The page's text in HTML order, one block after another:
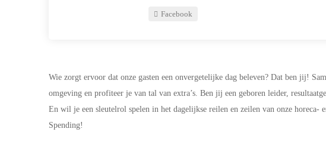
Facebook
Wie zorgt ervoor dat onze gasten een onvergetelijke dag beleven? Dat ben jij!
omgeving en profiteer je van tal van extra’s. Ben jij een geboren leider,
En wil je een sleutelrol spelen in het dagelijkse reilen en zeilen van onze horeca-
Spending!